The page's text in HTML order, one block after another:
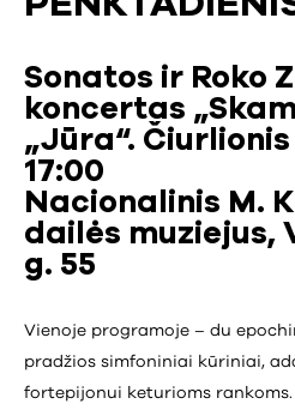
Sonatos ir Roko
koncertas
„Jūra“.
17:00
Nacionalinis M.
dailės muziejus,
g. 55
Vienoje programoje – du
pradžios simfoniniai kūriniai,
fortepijonui keturioms rankoms.